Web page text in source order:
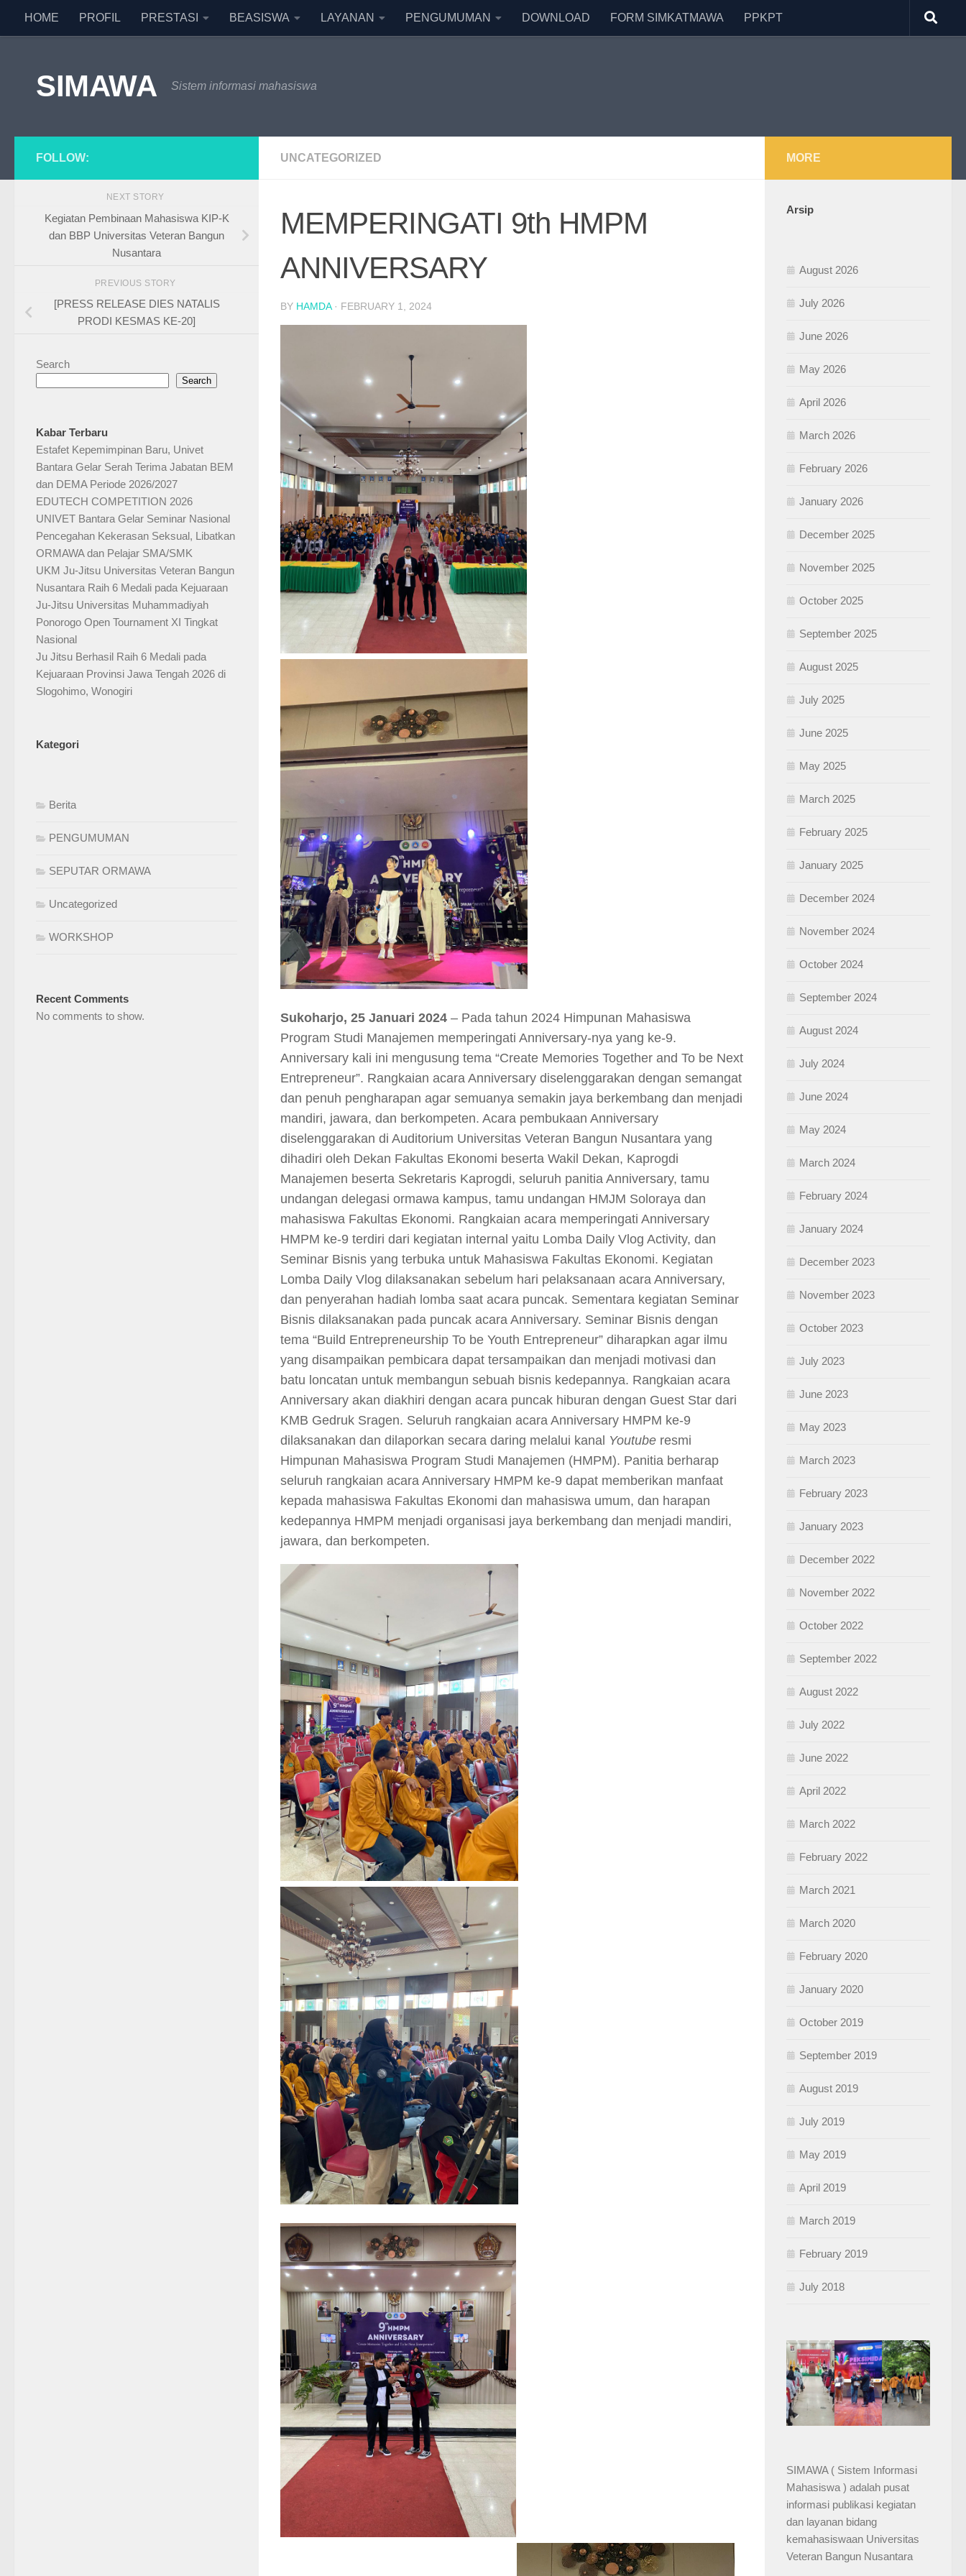
Skip to content
HOME PROFIL PRESTASI BEASISWA LAYANAN PENGUMUMAN DOWNLOAD FORM SIMKATMAWA PPKPT
SIMAWA Sistem informasi mahasiswa
UNCATEGORIZED
MEMPERINGATI 9th HMPM
ANNIVERSARY
BY HAMDA · FEBRUARY 1, 2024
Sukoharjo, 25 Januari 2024 – Pada tahun 2024 Himpunan Mahasiswa
Program Studi Manajemen memperingati Anniversary-nya yang ke-9.
Anniversary kali ini mengusung tema “Create Memories Together and To be Next
Entrepreneur”. Rangkaian acara Anniversary diselenggarakan dengan semangat
dan penuh pengharapan agar semuanya semakin jaya berkembang dan menjadi
mandiri, jawara, dan berkompeten. Acara pembukaan Anniversary
diselenggarakan di Auditorium Universitas Veteran Bangun Nusantara yang
dihadiri oleh Dekan Fakultas Ekonomi beserta Wakil Dekan, Kaprogdi
Manajemen beserta Sekretaris Kaprogdi, seluruh panitia Anniversary, tamu
undangan delegasi ormawa kampus, tamu undangan HMJM Soloraya dan
mahasiswa Fakultas Ekonomi. Rangkaian acara memperingati Anniversary
HMPM ke-9 terdiri dari kegiatan internal yaitu Lomba Daily Vlog Activity, dan
Seminar Bisnis yang terbuka untuk Mahasiswa Fakultas Ekonomi. Kegiatan
Lomba Daily Vlog dilaksanakan sebelum hari pelaksanaan acara Anniversary,
dan penyerahan hadiah lomba saat acara puncak. Sementara kegiatan Seminar
Bisnis dilaksanakan pada puncak acara Anniversary. Seminar Bisnis dengan
tema “Build Entrepreneurship To be Youth Entrepreneur” diharapkan agar ilmu
yang disampaikan pembicara dapat tersampaikan dan menjadi motivasi dan
batu loncatan untuk membangun sebuah bisnis kedepannya. Rangkaian acara
Anniversary akan diakhiri dengan acara puncak hiburan dengan Guest Star dari
KMB Gedruk Sragen. Seluruh rangkaian acara Anniversary HMPM ke-9
dilaksanakan dan dilaporkan secara daring melalui kanal Youtube resmi
Himpunan Mahasiswa Program Studi Manajemen (HMPM). Panitia berharap
seluruh rangkaian acara Anniversary HMPM ke-9 dapat memberikan manfaat
kepada mahasiswa Fakultas Ekonomi dan mahasiswa umum, dan harapan
kedepannya HMPM menjadi organisasi jaya berkembang dan menjadi mandiri,
jawara, dan berkompeten.
FOLLOW:
NEXT STORY
Kegiatan Pembinaan Mahasiswa KIP-K
dan BBP Universitas Veteran Bangun
Nusantara
PREVIOUS STORY
[PRESS RELEASE DIES NATALIS
PRODI KESMAS KE-20]
Search
Search
Kabar Terbaru
Estafet Kepemimpinan Baru, Univet
Bantara Gelar Serah Terima Jabatan BEM
dan DEMA Periode 2026/2027
EDUTECH COMPETITION 2026
UNIVET Bantara Gelar Seminar Nasional
Pencegahan Kekerasan Seksual, Libatkan
ORMAWA dan Pelajar SMA/SMK
UKM Ju-Jitsu Universitas Veteran Bangun
Nusantara Raih 6 Medali pada Kejuaraan
Ju-Jitsu Universitas Muhammadiyah
Ponorogo Open Tournament XI Tingkat
Nasional
Ju Jitsu Berhasil Raih 6 Medali pada
Kejuaraan Provinsi Jawa Tengah 2026 di
Slogohimo, Wonogiri
Kategori
Berita
PENGUMUMAN
SEPUTAR ORMAWA
Uncategorized
WORKSHOP
Recent Comments
No comments to show.
MORE
Arsip
August 2026
July 2026
June 2026
May 2026
April 2026
March 2026
February 2026
January 2026
December 2025
November 2025
October 2025
September 2025
August 2025
July 2025
June 2025
May 2025
March 2025
February 2025
January 2025
December 2024
November 2024
October 2024
September 2024
August 2024
July 2024
June 2024
May 2024
March 2024
February 2024
January 2024
December 2023
November 2023
October 2023
July 2023
June 2023
May 2023
March 2023
February 2023
January 2023
December 2022
November 2022
October 2022
September 2022
August 2022
July 2022
June 2022
April 2022
March 2022
February 2022
March 2021
March 2020
February 2020
January 2020
October 2019
September 2019
August 2019
July 2019
May 2019
April 2019
March 2019
February 2019
July 2018
SIMAWA ( Sistem Informasi
Mahasiswa ) adalah pusat
informasi publikasi kegiatan
dan layanan bidang
kemahasiswaan Universitas
Veteran Bangun Nusantara